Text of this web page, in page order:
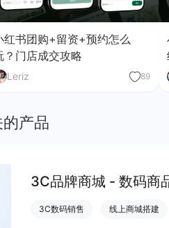
红书团购+留资+预约怎么
？门店成交攻略
Leriz 89
产品
3C品牌商城 - 数码商
3C数码销售 线上商城搭建